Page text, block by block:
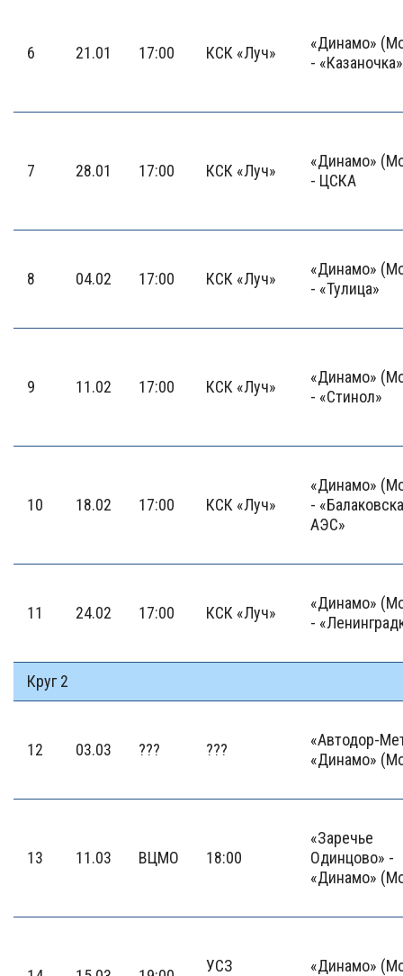
6 21.01 17:00 КСК «Луч»
«Динамо»
- «Казаночка»
7 28.01 17:00 КСК «Луч»
«Динамо»
- ЦСКА
8 04.02 17:00 КСК «Луч»
«Динамо»
- «Тулица»
9 11.02 17:00 КСК «Луч»
«Динамо»
- «Стинол»
10 18.02 17:00 КСК «Луч»
«Динамо»
-
АЭС»
11 24.02 17:00 КСК «Луч»
«Динамо»
-
Круг 2
12 03.03 ??? ???
«Автодор-
«Динамо»
13 11.03 ВЦМО 18:00
«Заречье
Одинцово» -
«Динамо»
УСЗ
«Динамо»